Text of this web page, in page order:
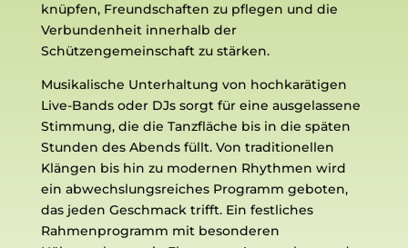
knüpfen, Freundschaften zu pflegen und die
Verbundenheit innerhalb der
Schützengemeinschaft zu stärken.
Musikalische Unterhaltung von hochkarätigen
Live-Bands oder DJs sorgt für eine ausgelassene
Stimmung, die die Tanzfläche bis in die späten
Stunden des Abends füllt. Von traditionellen
Klängen bis hin zu modernen Rhythmen wird
ein abwechslungsreiches Programm geboten,
das jeden Geschmack trifft. Ein festliches
Rahmenprogramm mit besonderen